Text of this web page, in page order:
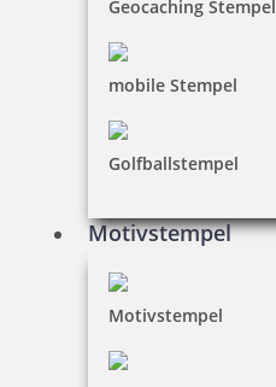
Geocaching Stempel
mobile Stempel
Golfballstempel
Motivstempel
Motivstempel